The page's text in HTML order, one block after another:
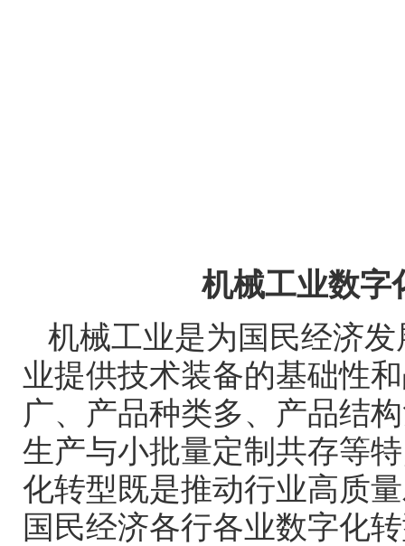
机械工业数字
机械工业是为国民经济
业提供技术装备的基础性
广、产品种类多、产品结
生产与小批量定制共存等
化转型既是推动行业高质
国民经济各行各业数字化